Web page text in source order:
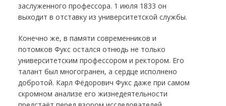
заслуженного профессора. 1 июля 1833 он
выходит в отставку из университетской службы.
Конечно же, в памяти современников и
потомков Фукс остался отнюдь не только
университетским профессором и ректором. Его
талант был многогранен, а сердце исполнено
добротой. Карл Фёдорович Фукс даже при самом
скромном анализе его жизнедеятельности